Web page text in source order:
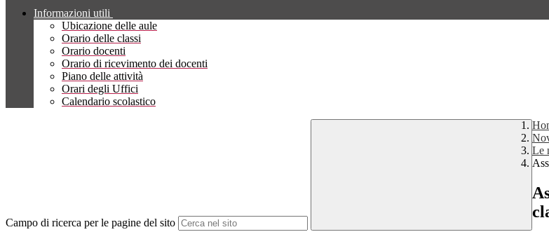
Informazioni utili
Ubicazione delle aule
Orario delle classi
Orario docenti
Orario di ricevimento dei docenti
Piano delle attività
Orari degli Uffici
Calendario scolastico
Campo di ricerca per le pagine del sito
Le